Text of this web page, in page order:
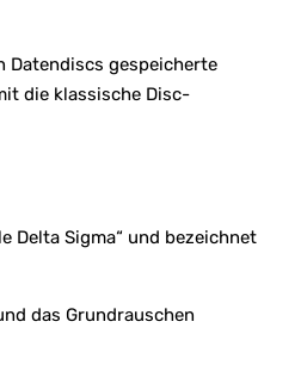
Datendiscs gespeicherte
die klassische Disc-
Delta Sigma“ und bezeichnet
das Grundrauschen